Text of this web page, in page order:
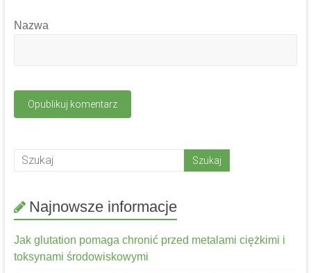
Nazwa
Najnowsze informacje
Jak glutation pomaga chronić przed metalami ciężkimi i
toksynami środowiskowymi